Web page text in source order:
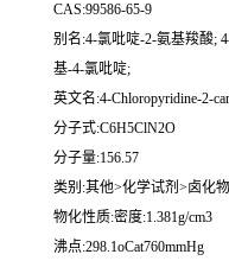
CAS:99586-65-9
别名:4-氯吡啶-2-氨基羧酸;
基-4-氯吡啶;
英文名:4-Chloropyridine-2-
分子式:C6H5ClN2O
分子量:156.57
类别:其他>化学试剂>卤化
物化性质:密度:1.381g/cm3
沸点:298.1oCat760mmHg